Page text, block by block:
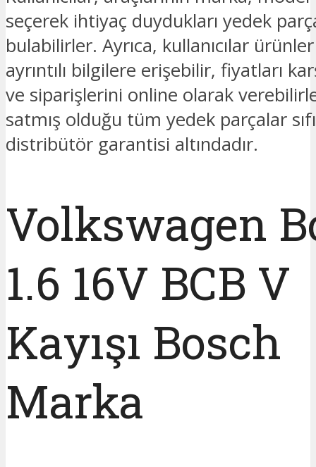
seçerek ihtiyaç duydukları yedek
bulabilirler. Ayrıca, kullanıcılar
ayrıntılı bilgilere erişebilir, fiyatları
ve siparişlerini online olarak
satmış olduğu tüm yedek parçalar
distribütör garantisi altındadır.
Volkswagen
1.6 16V BCB V
Kayışı Bosch
Marka